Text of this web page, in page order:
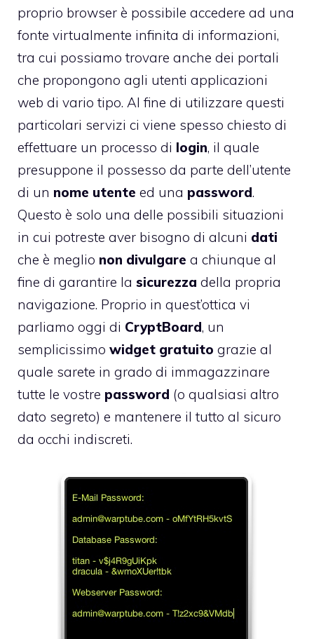
proprio browser è possibile accedere ad una
fonte virtualmente infinita di informazioni,
tra cui possiamo trovare anche dei portali
che propongono agli utenti applicazioni
web di vario tipo. Al fine di utilizzare questi
particolari servizi ci viene spesso chiesto di
effettuare un processo di login, il quale
presuppone il possesso da parte dell’utente
di un nome utente ed una password.
Questo è solo una delle possibili situazioni
in cui potreste aver bisogno di alcuni dati
che è meglio non divulgare a chiunque al
fine di garantire la sicurezza della propria
navigazione. Proprio in quest’ottica vi
parliamo oggi di CryptBoard, un
semplicissimo widget gratuito grazie al
quale sarete in grado di immagazzinare
tutte le vostre password (o qualsiasi altro
dato segreto) e mantenere il tutto al sicuro
da occhi indiscreti.